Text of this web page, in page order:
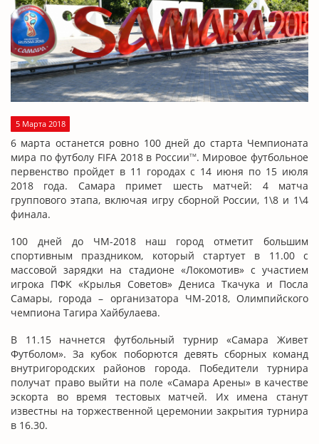
5 Марта 2018
6 марта останется ровно 100 дней до старта Чемпионата
мира по футболу FIFA 2018 в Россиитм. Мировое футбольное
первенство пройдет в 11 городах с 14 июня по 15 июля
2018 года. Самара примет шесть матчей: 4 матча
группового этапа, включая игру сборной России, 1\8 и 1\4
финала.
100 дней до ЧМ-2018 наш город отметит большим
спортивным праздником, который стартует в 11.00 с
массовой зарядки на стадионе «Локомотив» с участием
игрока ПФК «Крылья Советов» Дениса Ткачука и Посла
Самары, города – организатора ЧМ-2018, Олимпийского
чемпиона Тагира Хайбулаева.
В 11.15 начнется футбольный турнир «Самара Живет
Футболом». За кубок поборются девять сборных команд
внутригородских районов города. Победители турнира
получат право выйти на поле «Самара Арены» в качестве
эскорта во время тестовых матчей. Их имена станут
известны на торжественной церемонии закрытия турнира
в 16.30.